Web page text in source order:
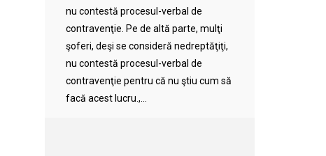
nu contestă procesul-verbal de
contravenţie. Pe de altă parte, mulţi
şoferi, deşi se consideră nedreptăţiţi,
nu contestă procesul-verbal de
contravenţie pentru că nu ştiu cum să
facă acest lucru.,...